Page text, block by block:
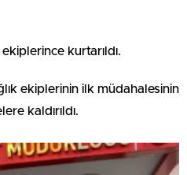
kurtarıldı.
ekiplerinin ilk müdahalesinin
kaldırıldı.